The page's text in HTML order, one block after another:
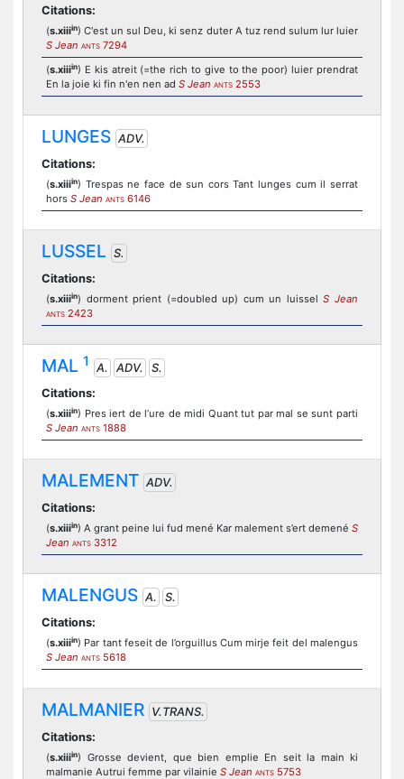
Citations:
(s.xiiiin) C'est un sul Deu, ki senz duter A tuz rend sulum lur luier
S Jean ANTS 7294
(s.xiiiin) E kis atreit (=the rich to give to the poor) luier prendrat
En la joie ki fin n'en nen ad S Jean ANTS 2553
LUNGES ADV.
Citations:
(s.xiiiin) Trespas ne face de sun cors Tant lunges cum il serrat
hors S Jean ANTS 6146
LUSSEL S.
Citations:
(s.xiiiin) dorment prient (=doubled up) cum un luisselS Jean
ANTS 2423
MAL 1 A. ADV.
S.
Citations:
(s.xiiiin) Pres iert de l’ure de midi Quant tut par mal se sunt parti
S Jean ANTS 1888
MALEMENT ADV.
Citations:
(s.xiiiin) A grant peine lui fud mené Kar malement s’ert demené S
Jean ANTS 3312
MALENGUS A.
S.
Citations:
(s.xiiiin) Par tant feseit de l’orguillus Cum mirje feit del malengus
S Jean ANTS 5618
MALMANIER V.TRANS.
Citations:
(s.xiiiin) Grosse devient, que bien emplie En seit la main ki
malmanie Autrui femme par vilainie S Jean ANTS 5753